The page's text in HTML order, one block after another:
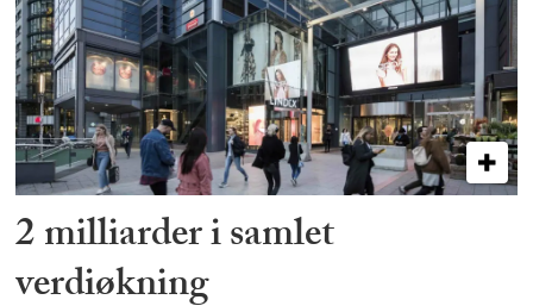
2 milliarder i samlet
verdiøkning